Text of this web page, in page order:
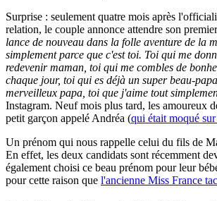
Surprise : seulement quatre mois après
relation, le couple annonce attendre son
lance de nouveau dans la folle aventure de la
simplement parce que c'est toi. Toi qui me
redevenir maman, toi qui me combles de
chaque jour, toi qui es déjà un super beau-
merveilleux papa, toi que j'aime tout
Instagram. Neuf mois plus tard, les amoureux
petit garçon appelé Andréa (qui était moqué
Un prénom qui nous rappelle celui du fils de
En effet, les deux candidats sont récemment
également choisi ce beau prénom pour leur
pour cette raison que l'ancienne Miss France